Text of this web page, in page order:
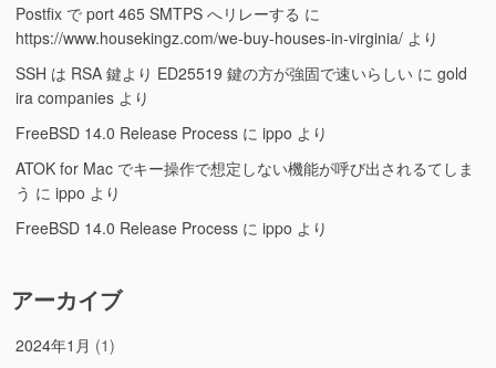
Postfix で port 465 SMTPS へリレーする に
https://www.housekingz.com/we-buy-houses-in-virginia/ より
SSH は RSA 鍵より ED25519 鍵の方が強固で速いらしい に gold
ira companies より
FreeBSD 14.0 Release Process に ippo より
ATOK for Mac でキー操作で想定しない機能が呼び出されるてしま
う に ippo より
FreeBSD 14.0 Release Process に ippo より
アーカイブ
2024年1月 (1)